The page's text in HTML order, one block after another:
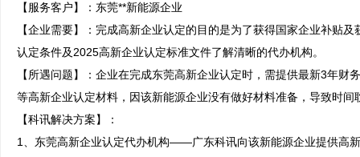
【服务客户】：东莞**新能源企业
【企业需要】：完成高新企业认定的目的是为了获得国家企业补贴
认定条件及2025高新企业认定标准文件了解清晰的代办机构。
【所遇问题】：企业在完成东莞高新企业认定时，需提供最新3年
等高新企业认定材料，因该新能源企业没有做好材料准备，导致时间
【科讯解决方案】：
1、东莞高新企业认定代办机构——广东科讯向该新能源企业提供高